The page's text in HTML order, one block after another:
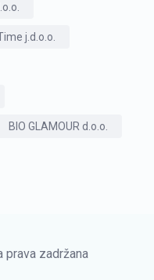
j.d.o.o.
BIO GLAMOUR d.o.o.
zadržana